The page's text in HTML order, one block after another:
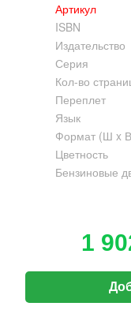
Артикул
ISBN
Издательство
Серия
Кол-во
Переплет
Язык
Формат (Ш x
Цветность
Бензиновые
1